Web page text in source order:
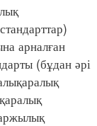
арналған
(бұдан әрі